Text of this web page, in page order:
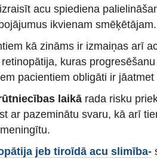
acu spiediena
ikvienam smēķētājam.
kā zināms ir izmaiņas arī
kuras
pacientiem obligāti ir
laikā rada risku
ar pazeminātu svaru, kā arī
jeb tiroīdā acu slimība-